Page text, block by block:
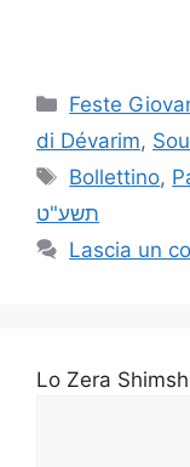
Feste
di Dévarim,
Bollettino,
תשע"ט
Lascia un
Lo Zera